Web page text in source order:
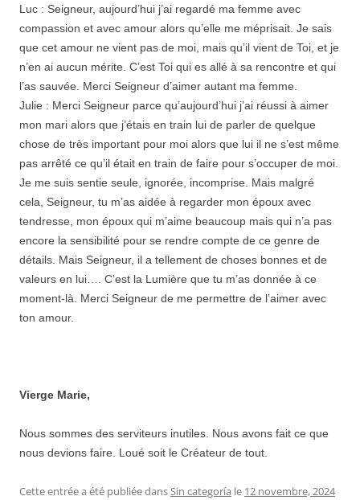
Luc : Seigneur, aujourd’hui j’ai regardé ma femme avec
compassion et avec amour alors qu’elle me méprisait. Je sais
que cet amour ne vient pas de moi, mais qu’il vient de Toi, et je
n’en ai aucun mérite. C’est Toi qui es allé à sa rencontre et qui
l’as sauvée. Merci Seigneur d’aimer autant ma femme.
Julie : Merci Seigneur parce qu’aujourd’hui j’ai réussi à aimer
mon mari alors que j’étais en train lui de parler de quelque
chose de très important pour moi alors que lui il ne s’est même
pas arrêté ce qu’il était en train de faire pour s’occuper de moi.
Je me suis sentie seule, ignorée, incomprise. Mais malgré
cela, Seigneur, tu m’as aidée à regarder mon époux avec
tendresse, mon époux qui m’aime beaucoup mais qui n’a pas
encore la sensibilité pour se rendre compte de ce genre de
détails. Mais Seigneur, il a tellement de choses bonnes et de
valeurs en lui…. C’est la Lumière que tu m’as donnée à ce
moment-là. Merci Seigneur de me permettre de l’aimer avec
ton amour.
Vierge Marie,
Nous sommes des serviteurs inutiles. Nous avons fait ce que
nous devions faire. Loué soit le Créateur de tout.
Cette entrée a été publiée dansSin categoría le 12 novembre, 2024